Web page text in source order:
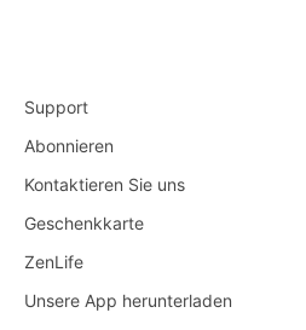
Support
Abonnieren
Kontaktieren Sie uns
Geschenkkarte
ZenLife
Unsere App herunterladen